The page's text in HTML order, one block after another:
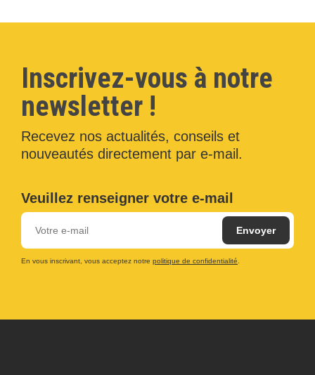
Inscrivez-vous à notre
newsletter !
Recevez nos actualités, conseils et
nouveautés directement par e-mail.
Veuillez renseigner votre e-mail
En vous inscrivant, vous acceptez notre politique de confidentialité